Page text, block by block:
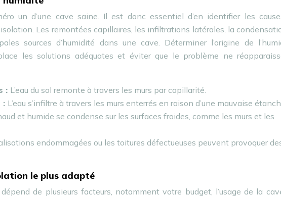
un d’une cave saine. Il est donc essentiel d’en identifier les
Les remontées capillaires, les infiltrations latérales, la
sources d’humidité dans une cave. Déterminer l’origine de
les solutions adéquates et éviter que le problème ne
: L’eau du sol remonte à travers les murs par capillarité.
: L’eau s’infiltre à travers les murs enterrés en raison d’une mauvaise
et humide se condense sur les surfaces froides, comme les murs et les
endommagées ou les toitures défectueuses peuvent provoquer
le plus adapté
de plusieurs facteurs, notamment votre budget, l’usage de la